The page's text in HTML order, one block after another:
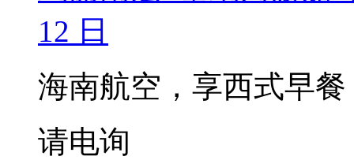
12 日
海南航空，享西式早
请电询